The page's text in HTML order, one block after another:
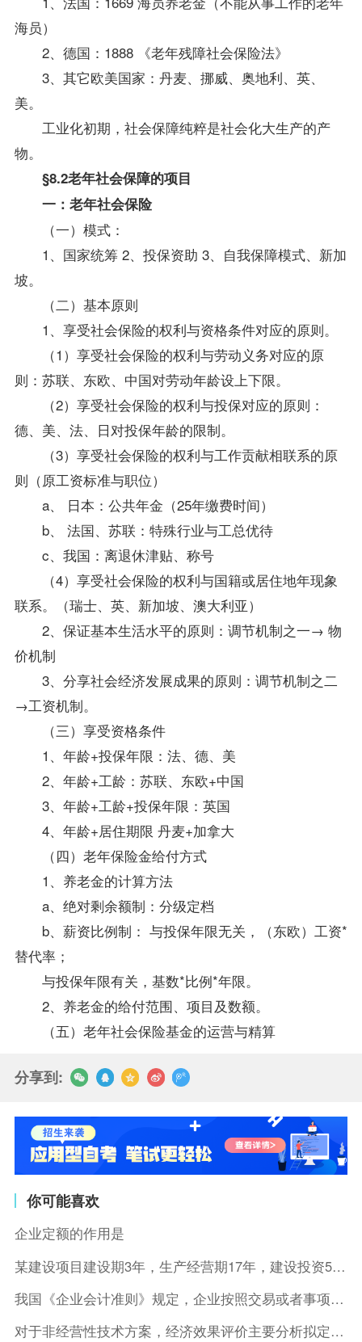
海员）
2、德国：1888 《老年残障社会保险法》
3、其它欧美国家：丹麦、挪威、奥地利、英、
美。
工业化初期，社会保障纯粹是社会化大生产的产
物。
§8.2老年社会保障的项目
一：老年社会保险
（一）模式：
1、国家统筹 2、投保资助 3、自我保障模式、新加
坡。
（二）基本原则
1、享受社会保险的权利与资格条件对应的原则。
（1）享受社会保险的权利与劳动义务对应的原
则：苏联、东欧、中国对劳动年龄设上下限。
（2）享受社会保险的权利与投保对应的原则：
德、美、法、日对投保年龄的限制。
（3）享受社会保险的权利与工作贡献相联系的原
则（原工资标准与职位）
a、 日本：公共年金（25年缴费时间）
b、 法国、苏联：特殊行业与工总优待
c、我国：离退休津贴、称号
（4）享受社会保险的权利与国籍或居住地年现象
联系。（瑞士、英、新加坡、澳大利亚）
2、保证基本生活水平的原则：调节机制之一→ 物
价机制
3、分享社会经济发展成果的原则：调节机制之二
→工资机制。
（三）享受资格条件
1、年龄+投保年限：法、德、美
2、年龄+工龄：苏联、东欧+中国
3、年龄+工龄+投保年限：英国
4、年龄+居住期限 丹麦+加拿大
（四）老年保险金给付方式
1、养老金的计算方法
a、绝对剩余额制：分级定档
b、薪资比例制： 与投保年限无关，（东欧）工资*
替代率；
与投保年限有关，基数*比例*年限。
2、养老金的给付范围、项目及数额。
（五）老年社会保险基金的运营与精算
分享到:
你可能喜欢
企业定额的作用是
某建设项目建设期3年，生产经营期17年，建设投资5500万元
我国《企业会计准则》规定，企业按照交易或者事项的经济特征确定
对于非经营性技术方案，经济效果评价主要分析拟定方案的( )。